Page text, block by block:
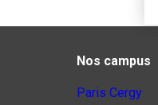
Nos campus
Paris Cergy